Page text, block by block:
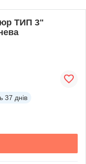
ТИП 3"
37 днів